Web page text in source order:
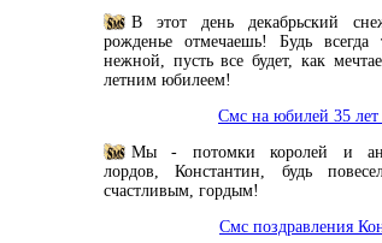
В этот день декабрьский
рожденье отмечаешь! Будь всегда
нежной, пусть все будет, как
летним юбилеем!
Смс на юбилей 35
Мы - потомки королей и
лордов, Константин, будь
счастливым, гордым!
Смс поздравления